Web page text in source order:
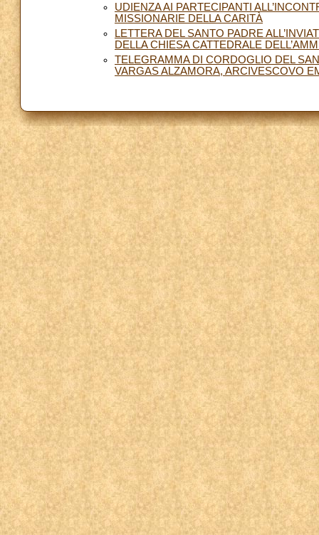
UDIENZA AI PARTECIPANTI
MISSIONARIE DELLA CARITÀ
LETTERA DEL SANTO PADRE
DELLA CHIESA CATTEDRALE
TELEGRAMMA DI CORDOGLIO DEL
VARGAS ALZAMORA, ARCIVESCOVO